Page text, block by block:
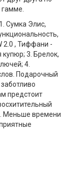
Сумка Элис,
2.0 , Тиффани -
3. Брелок,
4.
Подарочный
предстоит
Меньше времени